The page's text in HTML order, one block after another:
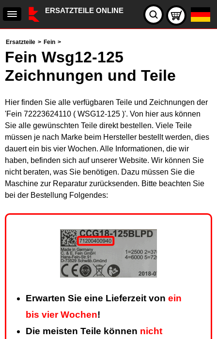
ERSATZTEILE ONLINE
Ersatzteile > Fein >
Fein Wsg12-125
Zeichnungen und Teile
Hier finden Sie alle verfügbaren Teile und Zeichnungen der
'Fein 72223624110 ( WSG12-125 )'. Von hier aus können
Sie alle gewünschten Teile direkt bestellen. Viele Teile
müssen je nach Marke beim Hersteller bestellt werden, dies
dauert ein bis vier Wochen. Alle Informationen, die wir
haben, befinden sich auf unserer Website. Wir können Sie
nicht beraten, was Sie benötigen. Dazu müssen Sie die
Maschine zur Reparatur zurücksenden. Bitte beachten Sie
bei der Bestellung Folgendes:
Erwarten Sie eine Lieferzeit von ein
bis vier Wochen!
Die meisten Teile können nicht